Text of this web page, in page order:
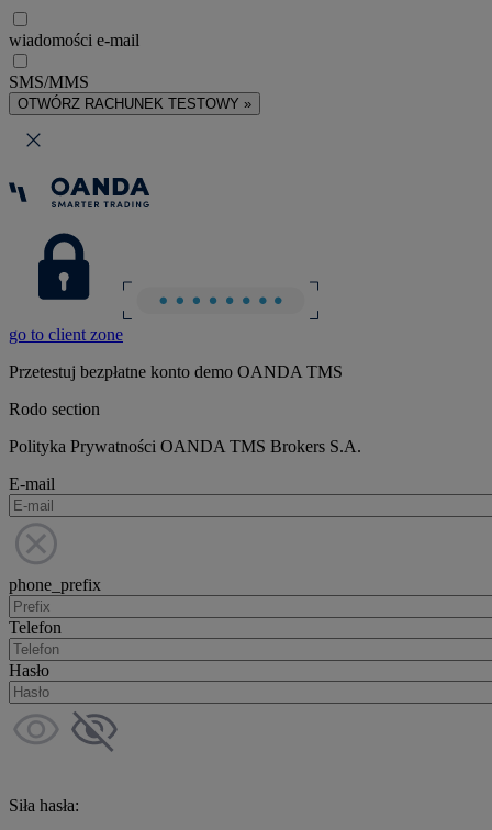
wiadomości e-mail
SMS/MMS
OTWÓRZ RACHUNEK TESTOWY »
go to client zone
Przetestuj bezpłatne konto demo OANDA TMS
Rodo section
Polityka Prywatności OANDA TMS Brokers S.A.
E-mail
phone_prefix
Telefon
Hasło
Siła hasła: